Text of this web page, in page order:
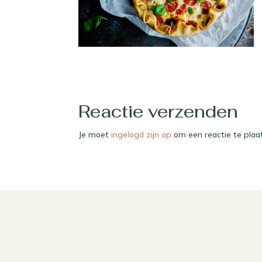
Reactie verzenden
Je moetingelogd zijn op om een reactie te